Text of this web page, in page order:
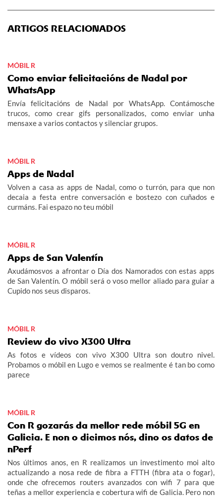
ARTIGOS RELACIONADOS
MÓBIL R
Como enviar felicitacións de Nadal por
WhatsApp
Envía felicitacións de Nadal por WhatsApp. Contámosche
trucos, como crear gifs personalizados, como enviar unha
mensaxe a varios contactos y silenciar grupos.
MÓBIL R
Apps de Nadal
Volven a casa as apps de Nadal, como o turrón, para que non
decaia a festa entre conversación e bostezo con cuñados e
curmáns. Fai espazo no teu móbil
MÓBIL R
Apps de San Valentín
Axudámosvos a afrontar o Día dos Namorados con estas apps
de San Valentín. O móbil será o voso mellor aliado para guiar a
Cupido nos seus disparos.
MÓBIL R
Review do vivo X300 Ultra
As fotos e vídeos con vivo X300 Ultra son doutro nivel.
Probamos o móbil en Lugo e vemos se realmente é tan bo como
parece
MÓBIL R
Con R gozarás da mellor rede móbil 5G en
Galicia. E non o dicimos nós, dino os datos de
nPerf
Nos últimos anos, en R realizamos un investimento moi alto
actualizando a nosa rede de fibra a FTTH (fibra ata o fogar),
onde che ofrecemos routers avanzados con wifi 7 para que
teñas a mellor experiencia e cobertura wifi de Galicia. Pero non